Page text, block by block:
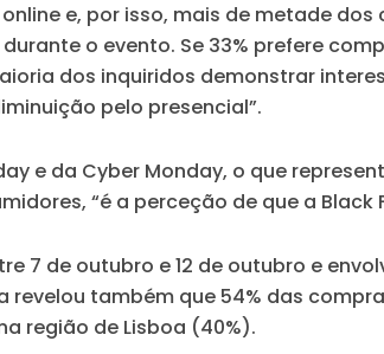
e, por isso, mais de metade
o evento. Se 33% prefere
dos inquiridos demonstrar
pelo presencial”.
e da Cyber Monday, o que
“é a perceção de que a Black
7 de outubro e 12 de outubro e
também que 54% das
região de Lisboa (40%).